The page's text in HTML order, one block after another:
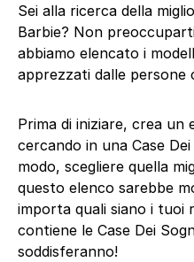
Sei alla ricerca della
Barbie? Non
abbiamo elencato i
apprezzati dalle persone
Prima di iniziare, crea un
cercando in una Case
modo, scegliere quella
questo elenco sarebbe
importa quali siano i tuoi
contiene le Case Dei
soddisferanno!